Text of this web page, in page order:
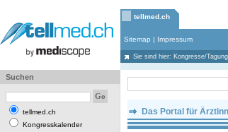
tellmed.ch
Sitemap | Impressum
Sie sind hier: Kongresse/
Suchen
tellmed.ch
Kongresskalender
Das Portal für